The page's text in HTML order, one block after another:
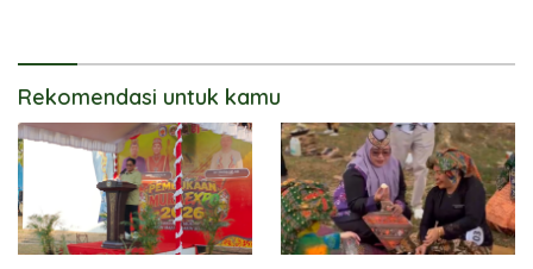
Rekomendasi untuk kamu